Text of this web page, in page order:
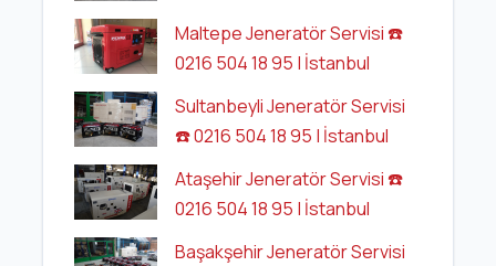
Maltepe Jeneratör Servisi ☎️
0216 504 18 95 | İstanbul
Sultanbeyli Jeneratör Servisi
☎️ 0216 504 18 95 | İstanbul
Ataşehir Jeneratör Servisi ☎️
0216 504 18 95 | İstanbul
Başakşehir Jeneratör Servisi